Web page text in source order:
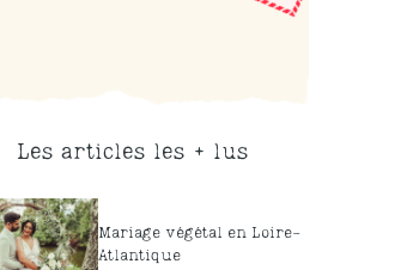
Les articles les + lus
Mariage végétal en Loire-
Atlantique